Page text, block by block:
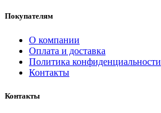
Покупателям
О компании
Оплата и доставка
Политика конфиденциальности
Контакты
Контакты